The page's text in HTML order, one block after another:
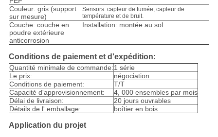
Couleur: gris (support
sur mesure)
Sensors: capteur de fumée, capteur de
température et de bruit.
Couche: couche en
poudre extérieure
anticorrosion
Installation: montée au sol
Conditions de paiement et d'expédition:
Quantité minimale de commande:1 série
Le prix:
négociation
Conditions de paiement:
T/T
Capacité d'approvisionnement:
4, 000 ensembles par mois
Délai de livraison:
20 jours ouvrables
Détails de l' emballage:
boîtier en bois
Application du projet